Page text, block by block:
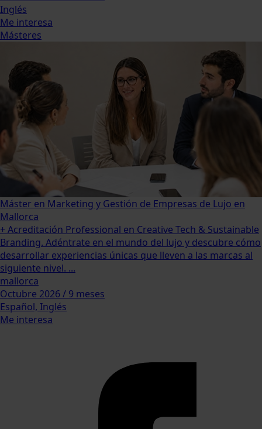
Inglés
Me interesa
Másteres
Máster en Marketing y Gestión de Empresas de Lujo en
Mallorca
+ Acreditación Professional en Creative Tech & Sustainable
Branding. Adéntrate en el mundo del lujo y descubre cómo
desarrollar experiencias únicas que lleven a las marcas al
siguiente nivel. ...
mallorca
Octubre 2026 / 9 meses
Español, Inglés
Me interesa